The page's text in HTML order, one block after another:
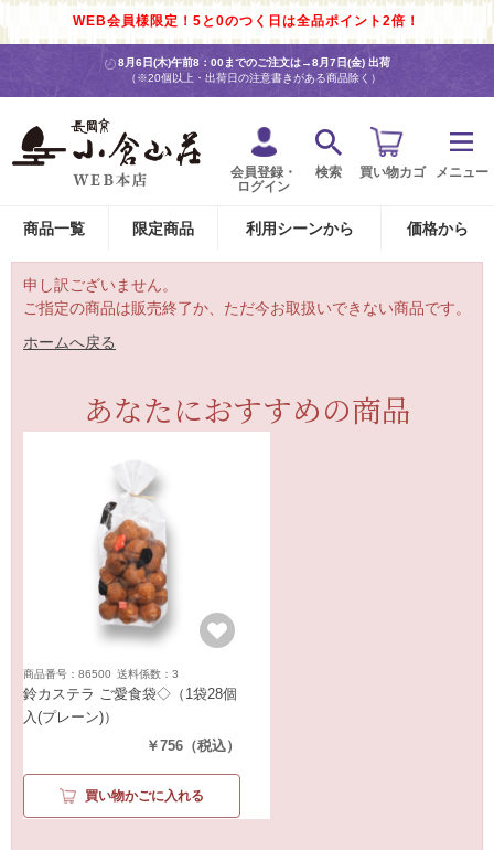
WEB会員様限定！5と0のつく日は全品ポイント2倍！
8月6日(木)午前8：00までのご注文は→8月7日(金) 出荷
（※20個以上・出荷日の注意書きがある商品除く）
会員登録・
ログイン
検索 買い物カゴ メニュー
商品一覧 限定商品 利用シーンから 価格から
申し訳ございません。
ご指定の商品は販売終了か、ただ今お取扱いできない商品です。
ホームへ戻る
あなたにおすすめの商品
商品番号：86500 送料係数：3
鈴カステラ ご愛食袋◇ （1袋28個
入(プレーン)）
￥756 （税込）
買い物かごに入れる